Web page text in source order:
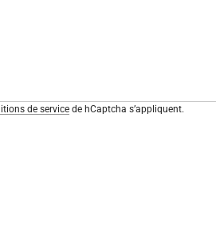
de service de hCaptcha s’appliquent.